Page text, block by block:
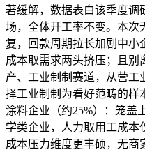
著缓解，数据表白该季度调
场，全体开工率不变。本次
复，回款周期拉长加剧中小
成本取需求两头挤压；且别
产、工业制制赛道，从营工
择工业制制为看好范畴的样
涂料企业（约25%）：笼盖
学类企业，人力取用工成本
成本压力维度更丰硕，无商